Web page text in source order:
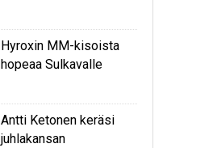
Hyroxin MM-kisoista
hopeaa Sulkavalle
Antti Ketonen keräsi
juhlakansan